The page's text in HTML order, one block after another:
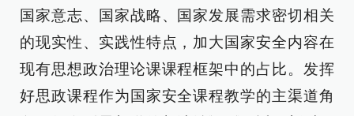
国家意志、国家战略、国家发展需求密切相关
的现实性、实践性特点，加大国家安全内容在
现有思想政治理论课课程框架中的占比。发挥
好思政课程作为国家安全课程教学的主渠道角